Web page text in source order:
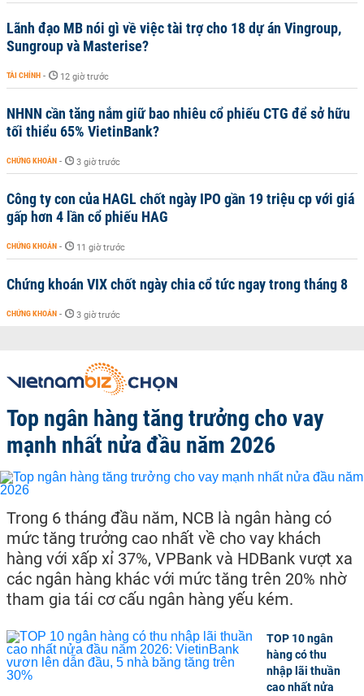
Lãnh đạo MB nói gì về việc tài trợ cho 18 dự án Vingroup,
Sungroup và Masterise?
TÀI CHÍNH - 12 giờ trước
NHNN cần tăng nắm giữ bao nhiêu cổ phiếu CTG để sở hữu
tối thiểu 65% VietinBank?
CHỨNG KHOÁN - 3 giờ trước
Công ty con của HAGL chốt ngày IPO gần 19 triệu cp với giá
gấp hơn 4 lần cổ phiếu HAG
CHỨNG KHOÁN - 11 giờ trước
Chứng khoán VIX chốt ngày chia cổ tức ngay trong tháng 8
CHỨNG KHOÁN - 3 giờ trước
Top ngân hàng tăng trưởng cho vay
mạnh nhất nửa đầu năm 2026
Trong 6 tháng đầu năm, NCB là ngân hàng có
mức tăng trưởng cao nhất về cho vay khách
hàng với xấp xỉ 37%, VPBank và HDBank vượt xa
các ngân hàng khác với mức tăng trên 20% nhờ
tham gia tái cơ cấu ngân hàng yếu kém.
TOP 10 ngân
hàng có thu
nhập lãi thuần
cao nhất nửa